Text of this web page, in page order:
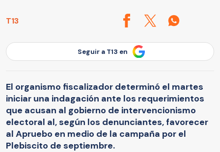
T13
Seguir a T13 en
El organismo fiscalizador determinó el martes
iniciar una indagación ante los requerimientos
que acusan al gobierno de intervencionismo
electoral al, según los denunciantes, favorecer
al Apruebo en medio de la campaña por el
Plebiscito de septiembre.